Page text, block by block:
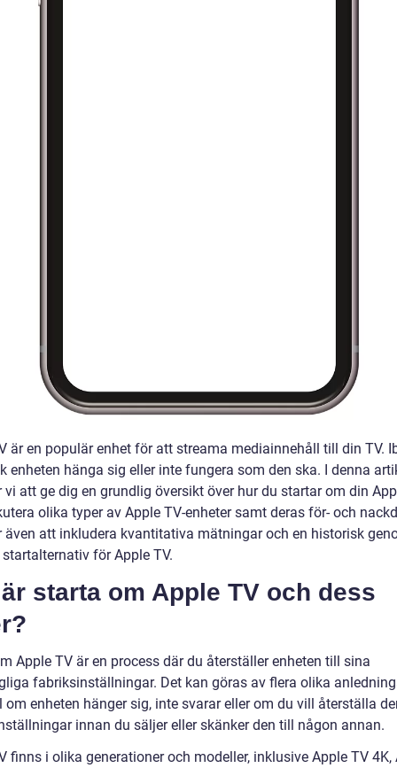
är en populär enhet för att streama mediainnehåll till din TV.
enheten hänga sig eller inte fungera som den ska. I denna
vi att ge dig en grundlig översikt över hur du startar om din
olika typer av Apple TV-enheter samt deras för- och
även att inkludera kvantitativa mätningar och en historisk
för Apple TV.
starta om Apple TV och dess
Apple TV är en process där du återställer enheten till sina
fabriksinställningar. Det kan göras av flera olika
om enheten hänger sig, inte svarar eller om du vill återställa
innan du säljer eller skänker den till någon annan.
finns i olika generationer och modeller, inklusive Apple TV 4K,